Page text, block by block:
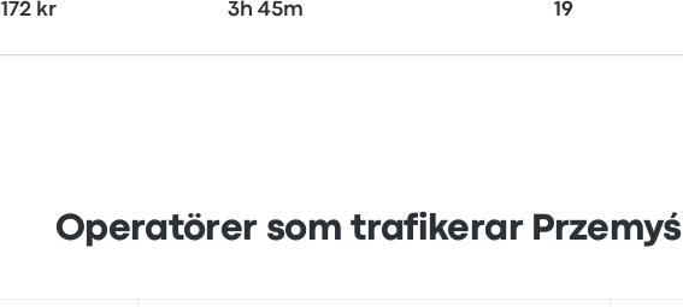
172 kr 3h 45m 19
Operatörer som trafikerar Przemyśl